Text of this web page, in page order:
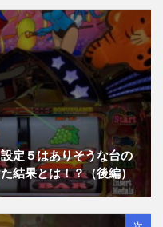
定５はありそうな台の
結果とは！？（後編）